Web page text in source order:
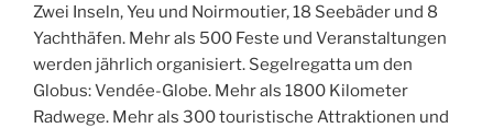
Zwei Inseln, Yeu und Noirmoutier, 18 Seebäder und 8
Yachthäfen. Mehr als 500 Feste und Veranstaltungen
werden jährlich organisiert. Segelregatta um den
Globus: Vendée-Globe. Mehr als 1800 Kilometer
Radwege. Mehr als 300 touristische Attraktionen und